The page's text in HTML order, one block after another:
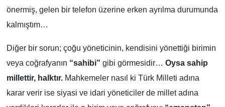
önermiş, gelen bir telefon üzerine erken ayrılma durumunda
kalmıştım…
Diğer bir sorun; çoğu yöneticinin, kendisini yönettiği birimin
veya coğrafyanın “sahibi” gibi görmesidir… Oysa sahip
millettir, halktır.Mahkemeler nasıl ki Türk Milleti adına
karar verir ise siyasi ve idari yöneticiler de millet adına